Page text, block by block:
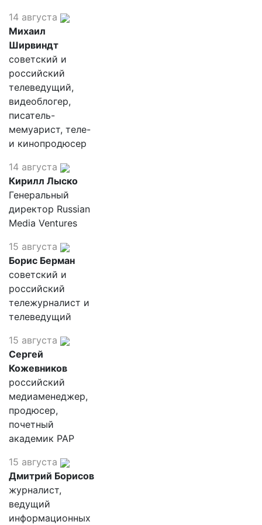
14 августа
Михаил
Ширвиндт
советский и
российский
телеведущий,
видеоблогер,
писатель-
мемуарист, теле-
и кинопродюсер
14 августа
Кирилл Лыско
Генеральный
директор Russian
Media Ventures
15 августа
Борис Берман
советский и
российский
тележурналист и
телеведущий
15 августа
Сергей
Кожевников
российский
медиаменеджер,
продюсер,
почетный
академик РАР
15 августа
Дмитрий Борисов
журналист,
ведущий
информационных